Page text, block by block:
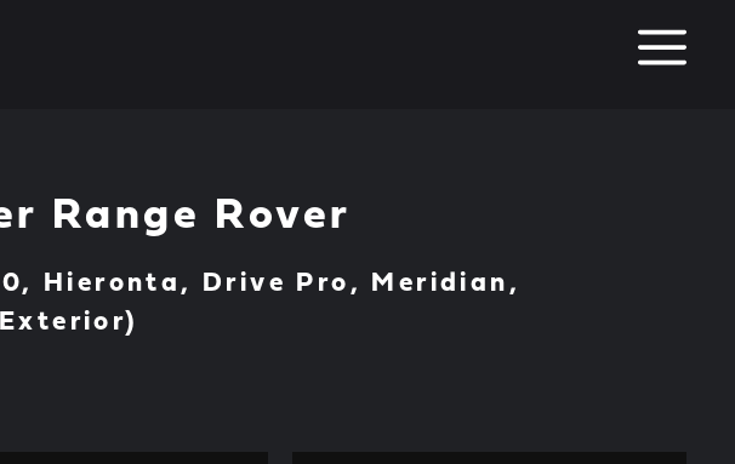
Range Rover
Hieronta, Drive Pro, Meridian,